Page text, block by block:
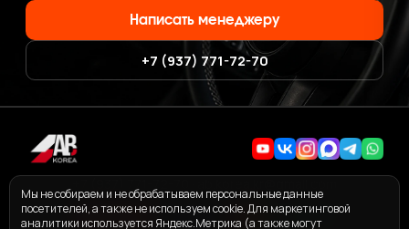
Написать менеджеру
+7 (937) 771-72-70
Мы не собираем и не обрабатываем персональные данные
посетителей, а также не используем cookie. Для маркетинговой
аналитики используется Яндекс.Метрика (а также могут